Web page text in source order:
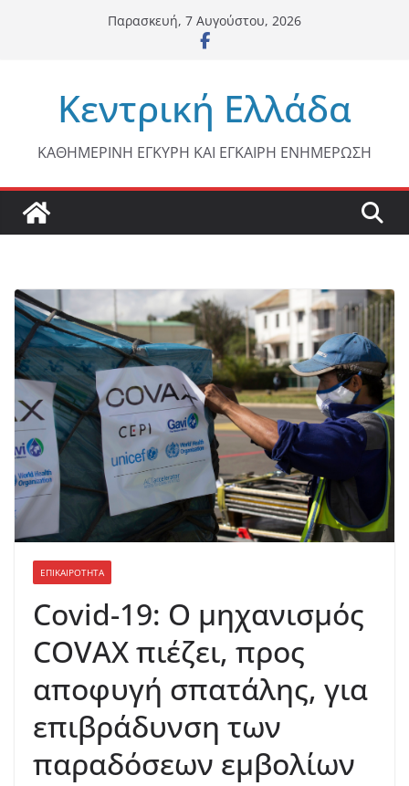
Παρασκευή, 7 Αυγούστου, 2026
Κεντρική Ελλάδα
ΚΑΘΗΜΕΡΙΝΗ ΕΓΚΥΡΗ ΚΑΙ ΕΓΚΑΙΡΗ ΕΝΗΜΕΡΩΣΗ
ΕΠΙΚΑΙΡΟΤΗΤΑ
Covid-19: Ο μηχανισμός
COVAX πιέζει, προς
αποφυγή σπατάλης, για
επιβράδυνση των
παραδόσεων εμβολίων